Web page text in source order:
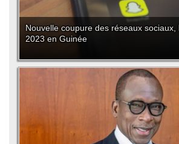
Nouvelle coupure des réseaux sociaux,
2023 en Guinée